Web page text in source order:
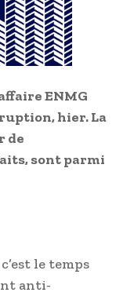
ENMG
hier. La
de
sont parmi
le temps
anti-